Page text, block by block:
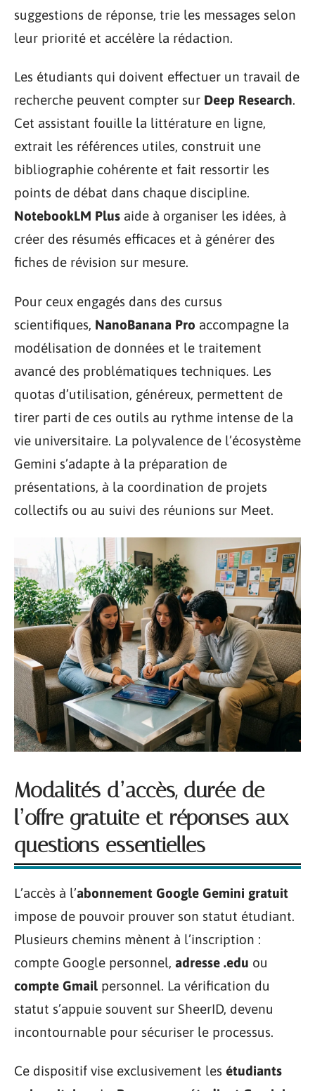
suggestions de réponse, trie les messages selon
leur priorité et accélère la rédaction.
Les étudiants qui doivent effectuer un travail de
recherche peuvent compter sur Deep Research.
Cet assistant fouille la littérature en ligne,
extrait les références utiles, construit une
bibliographie cohérente et fait ressortir les
points de débat dans chaque discipline.
NotebookLM Plus aide à organiser les idées, à
créer des résumés efficaces et à générer des
fiches de révision sur mesure.
Pour ceux engagés dans des cursus
scientifiques, NanoBanana Pro accompagne la
modélisation de données et le traitement
avancé des problématiques techniques. Les
quotas d’utilisation, généreux, permettent de
tirer parti de ces outils au rythme intense de la
vie universitaire. La polyvalence de l’écosystème
Gemini s’adapte à la préparation de
présentations, à la coordination de projets
collectifs ou au suivi des réunions sur Meet.
Modalités d’accès, durée de
l’offre gratuite et réponses aux
questions essentielles
L’accès à l’abonnement Google Gemini gratuit
impose de pouvoir prouver son statut étudiant.
Plusieurs chemins mènent à l’inscription :
compte Google personnel, adresse .edu ou
compte Gmail personnel. La vérification du
statut s’appuie souvent sur SheerID, devenu
incontournable pour sécuriser le processus.
Ce dispositif vise exclusivement les étudiants